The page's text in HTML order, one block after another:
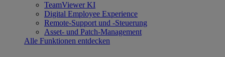
TeamViewer KI
Digital Employee Experience
Remote-Support und -Steuerung
Asset- und Patch-Management
Alle Funktionen entdecken